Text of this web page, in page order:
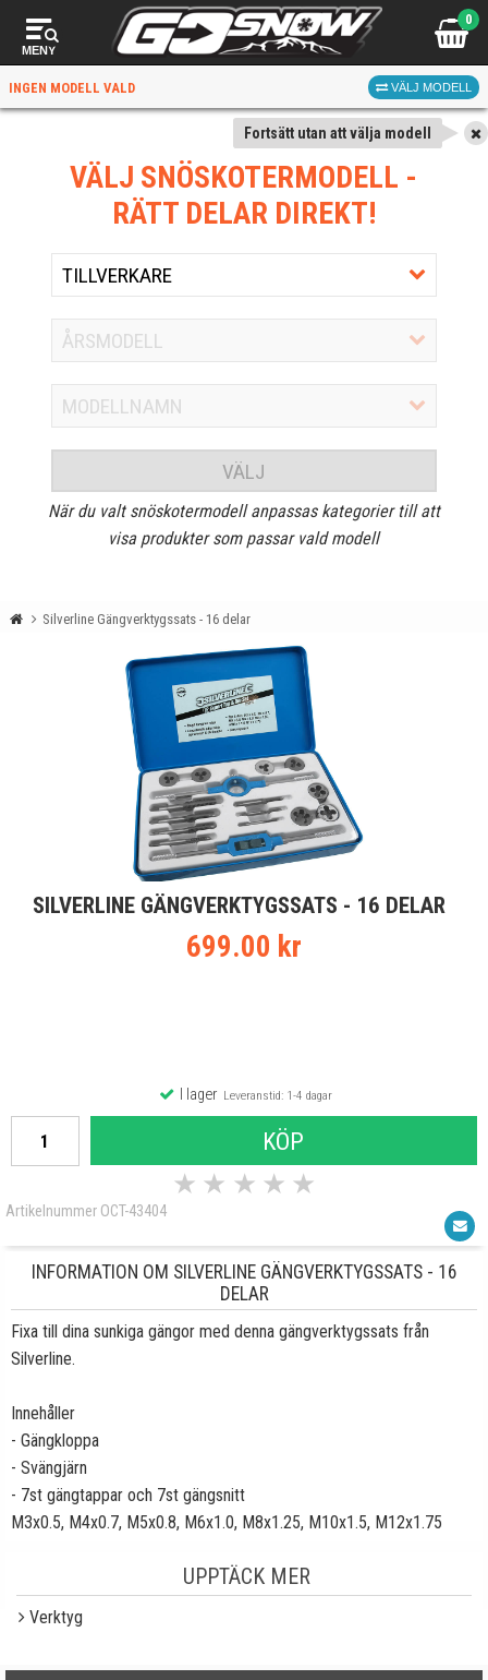
MENY
0
INGEN MODELL VALD VÄLJ MODELL
Fortsätt utan att välja modell
VÄLJ SNÖSKOTERMODELL -
RÄTT DELAR DIREKT!
VÄLJ
När du valt snöskotermodell anpassas kategorier till att
visa produkter som passar vald modell
Silverline Gängverktygssats - 16 delar
SILVERLINE GÄNGVERKTYGSSATS - 16 DELAR
699.00 kr
I lagerLeveranstid: 1-4 dagar
KÖP
★ ★ ★ ★ ★
Artikelnummer OCT-43404
INFORMATION OM SILVERLINE GÄNGVERKTYGSSATS - 16
DELAR
Fixa till dina sunkiga gängor med denna gängverktygssats från
Silverline.
Innehåller
- Gängkloppa
- Svängjärn
- 7st gängtappar och 7st gängsnitt
M3x0.5, M4x0.7, M5x0.8, M6x1.0, M8x1.25, M10x1.5, M12x1.75
UPPTÄCK MER
Verktyg